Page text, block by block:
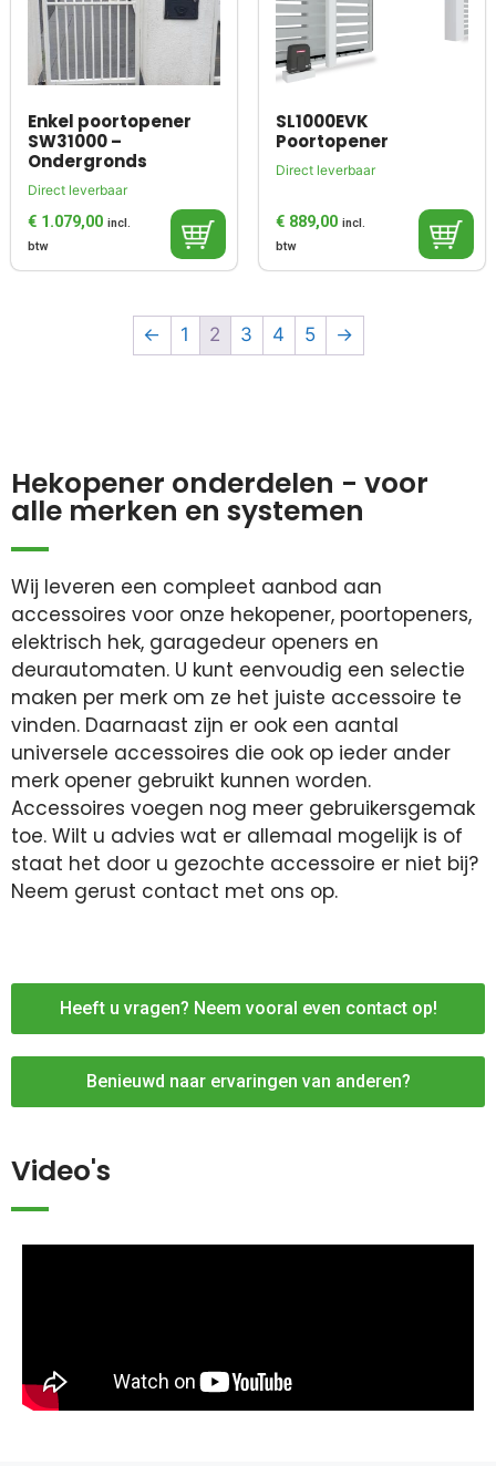
Enkel poortopener
SW31000 –
Ondergronds
Direct leverbaar
€ 1.079,00 incl.
btw
SL1000EVK
Poortopener
Direct leverbaar
€ 889,00 incl.
btw
← 1 2 3 4 5 →
Hekopener onderdelen - voor
alle merken en systemen
Wij leveren een compleet aanbod aan
accessoires voor onze hekopener, poortopeners,
elektrisch hek, garagedeur openers en
deurautomaten. U kunt eenvoudig een selectie
maken per merk om ze het juiste accessoire te
vinden. Daarnaast zijn er ook een aantal
universele accessoires die ook op ieder ander
merk opener gebruikt kunnen worden.
Accessoires voegen nog meer gebruikersgemak
toe. Wilt u advies wat er allemaal mogelijk is of
staat het door u gezochte accessoire er niet bij?
Neem gerust contact met ons op.
Heeft u vragen? Neem vooral even contact op!
Benieuwd naar ervaringen van anderen?
Video's